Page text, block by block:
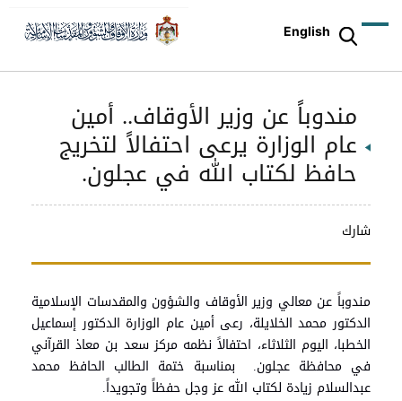
English
مندوباً عن وزير الأوقاف.. أمين
عام الوزارة يرعى احتفالاً لتخريج
حافظ لكتاب الله في عجلون.
شارك
مندوباً عن معالي وزير الأوقاف والشؤون والمقدسات الإسلامية
الدكتور محمد الخلايلة، رعى أمين عام الوزارة الدكتور إسماعيل
الخطبا، اليوم الثلاثاء، احتفالاً نظمه مركز سعد بن معاذ القرآني
في محافظة عجلون. بمناسبة ختمة الطالب الحافظ محمد
عبدالسلام زيادة لكتاب الله عز وجل حفظاً وتجويداً.